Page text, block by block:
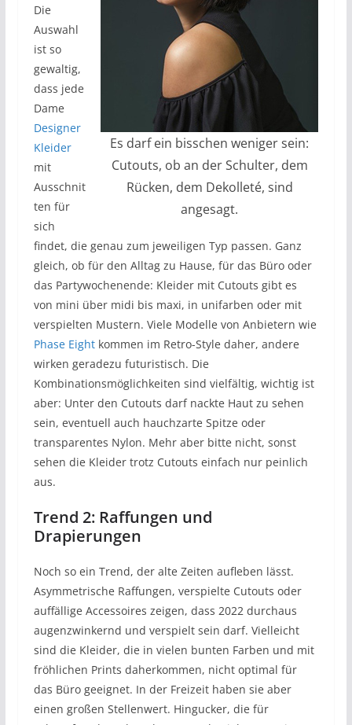
Es darf ein bisschen weniger sein:
Cutouts, ob an der Schulter, dem
Rücken, dem Dekolleté, sind
angesagt.
Die
Auswahl
ist so
gewaltig,
dass jede
Dame
Designer
Kleider
mit
Ausschnit
ten für
sich
findet, die genau zum jeweiligen Typ passen. Ganz
gleich, ob für den Alltag zu Hause, für das Büro oder
das Partywochenende: Kleider mit Cutouts gibt es
von mini über midi bis maxi, in unifarben oder mit
verspielten Mustern. Viele Modelle von Anbietern wie
Phase Eightkommen im Retro-Style daher, andere
wirken geradezu futuristisch. Die
Kombinationsmöglichkeiten sind vielfältig, wichtig ist
aber: Unter den Cutouts darf nackte Haut zu sehen
sein, eventuell auch hauchzarte Spitze oder
transparentes Nylon. Mehr aber bitte nicht, sonst
sehen die Kleider trotz Cutouts einfach nur peinlich
aus.
Trend 2: Raffungen und
Drapierungen
Noch so ein Trend, der alte Zeiten aufleben lässt.
Asymmetrische Raffungen, verspielte Cutouts oder
auffällige Accessoires zeigen, dass 2022 durchaus
augenzwinkernd und verspielt sein darf. Vielleicht
sind die Kleider, die in vielen bunten Farben und mit
fröhlichen Prints daherkommen, nicht optimal für
das Büro geeignet. In der Freizeit haben sie aber
einen großen Stellenwert. Hingucker, die für